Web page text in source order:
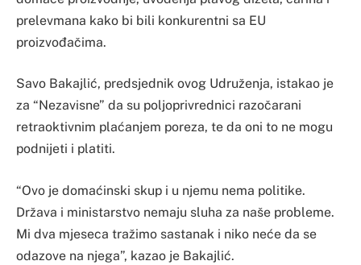
prelevmana kako bi bili konkurentni sa EU
proizvođačima.
Savo Bakajlić, predsjednik ovog Udruženja, istakao je
za “Nezavisne” da su poljoprivrednici razočarani
retraoktivnim plaćanjem poreza, te da oni to ne mogu
podnijeti i platiti.
“Ovo je domaćinski skup i u njemu nema politike.
Država i ministarstvo nemaju sluha za naše probleme.
Mi dva mjeseca tražimo sastanak i niko neće da se
odazove na njega”, kazao je Bakajlić.